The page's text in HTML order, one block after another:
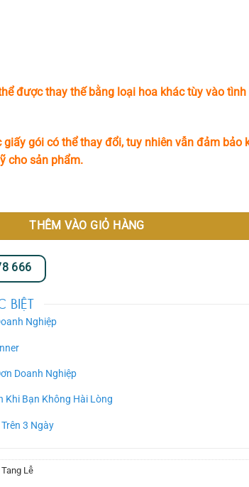
được thay thế bằng loại hoa khác tùy vào tình
giấy gói có thể thay đổi, tuy nhiên vẫn đảm bảo
cho sản phẩm.
III số lượng
THÊM VÀO GIỎ HÀNG
666
BIỆT
Nghiệp
Doanh Nghiệp
Khi Bạn Không Hài Lòng
3 Ngày
Lễ